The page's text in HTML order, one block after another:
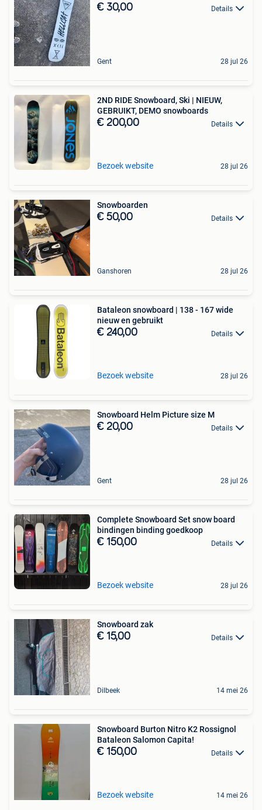
€ 30,00 Details
Gent 28 jul 26
2ND RIDE Snowboard, Ski | NIEUW,
GEBRUIKT, DEMO snowboards
€ 200,00 Details
Bezoek website 28 jul 26
Snowboarden
€ 50,00 Details
Ganshoren 28 jul 26
Bataleon snowboard | 138 - 167 wide
nieuw en gebruikt
€ 240,00 Details
Bezoek website 28 jul 26
Snowboard Helm Picture size M
€ 20,00 Details
Gent 28 jul 26
Complete Snowboard Set snow board
bindingen binding goedkoop
€ 150,00 Details
Bezoek website 28 jul 26
Snowboard zak
€ 15,00 Details
Dilbeek 14 mei 26
Snowboard Burton Nitro K2 Rossignol
Bataleon Salomon Capita!
€ 150,00 Details
Bezoek website 14 mei 26